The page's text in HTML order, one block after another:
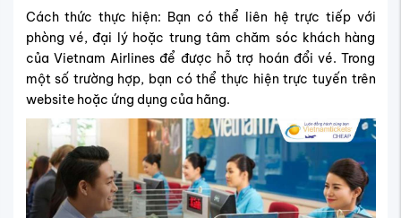
Cách thức thực hiện: Bạn có thể liên hệ trực tiếp với
phòng vé, đại lý hoặc trung tâm chăm sóc khách hàng
của Vietnam Airlines để được hỗ trợ hoán đổi vé. Trong
một số trường hợp, bạn có thể thực hiện trực tuyến trên
website hoặc ứng dụng của hãng.